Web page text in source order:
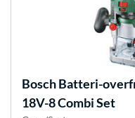
BoschBatteri-
18V-8 Combi Set